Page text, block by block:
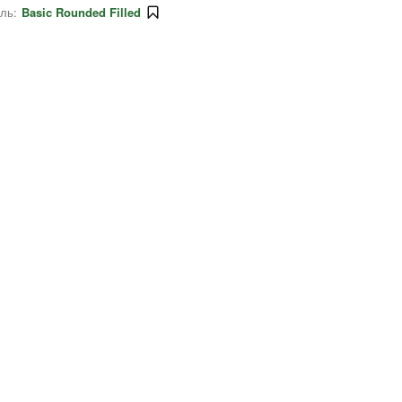
Basic Rounded Filled